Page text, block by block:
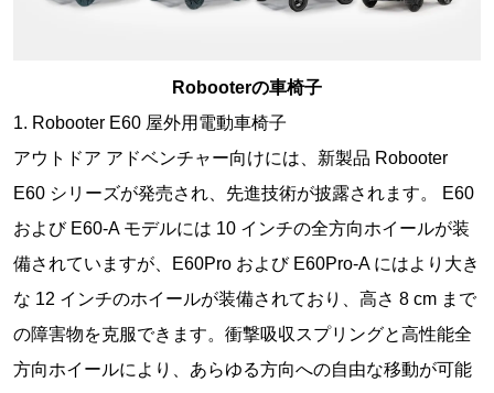
Robooterの車椅子
1. Robooter E60 屋外用電動車椅子
アウトドア アドベンチャー向けには、新製品 Robooter
E60 シリーズが発売され、先進技術が披露されます。 E60
および E60-A モデルには 10 インチの全方向ホイールが装
備されていますが、E60Pro および E60Pro-A にはより大き
な 12 インチのホイールが装備されており、高さ 8 cm まで
の障害物を克服できます。衝撃吸収スプリングと高性能全
方向ホイールにより、あらゆる方向への自由な移動が可能